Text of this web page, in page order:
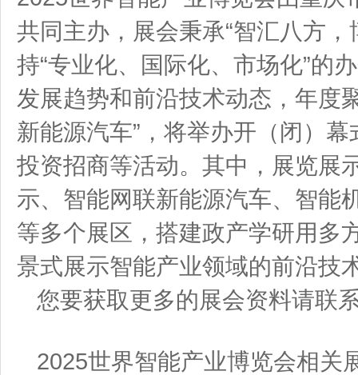
共同主办，展会秉承“智汇八方
持“专业化、国际化、市场化”的
发展趋势和前沿技术动态，年度
新能源汽车”，将举办开（闭）
投资招商等活动。其中，展览展
示、智能网联新能源汽车、智能
等多个展区，搭建政产学研用多
景式展示智能产业领域的前沿
您要获取更多的展会资料请联
2025世界智能产业博览会相关